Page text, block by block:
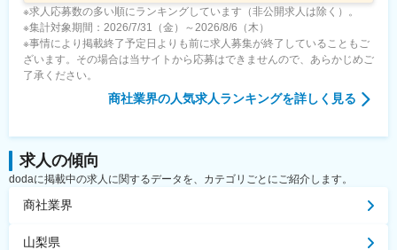
※求人応募数の多い順にランキングしています（非公開求人は除く）。
※集計対象期間：2026/7/31（金）～2026/8/6（木）
※事情により掲載終了予定日よりも前に求人募集が終了していることもご
ざいます。その場合は当サイトから応募はできませんので、あらかじめご
了承ください。
商社業界の人気求人ランキングを詳しく見る
求人の傾向
dodaに掲載中の求人に関するデータを、カテゴリごとにご紹介します。
商社業界
山梨県